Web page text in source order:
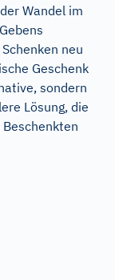
Wandel im
neu
Geschenk
sondern
Lösung, die